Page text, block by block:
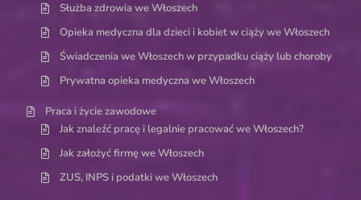
Służba zdrowia we Włoszech
Opieka medyczna dla dzieci i kobiet w ciąży we Włoszech
Świadczenia we Włoszech w przypadku ciąży lub choroby
Prywatna opieka medyczna we Włoszech
Praca i życie zawodowe
Jak znaleźć pracę i legalnie pracować we Włoszech?
Jak założyć firmę we Włoszech
ZUS, INPS i podatki we Włoszech